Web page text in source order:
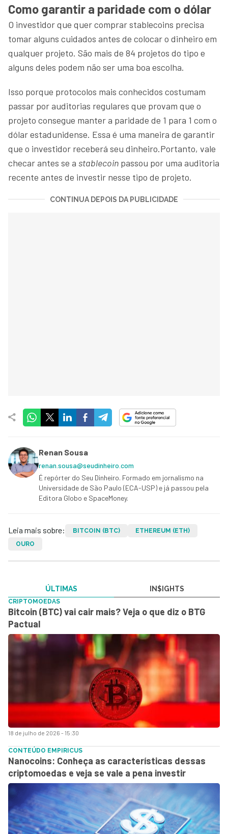
Como garantir a paridade com o dólar
O investidor que quer comprar stablecoins precisa
tomar alguns cuidados antes de colocar o dinheiro em
qualquer projeto. São mais de 84 projetos do tipo e
alguns deles podem não ser uma boa escolha.
Isso porque protocolos mais conhecidos costumam
passar por auditorias regulares que provam que o
projeto consegue manter a paridade de 1 para 1 com o
dólar estadunidense. Essa é uma maneira de garantir
que o investidor receberá seu dinheiro.Portanto, vale
checar antes se a stablecoin passou por uma auditoria
recente antes de investir nesse tipo de projeto.
CONTINUA DEPOIS DA PUBLICIDADE
Renan Sousa
renan.sousa@seudinheiro.com
É repórter do Seu Dinheiro. Formado em jornalismo na
Universidade de São Paulo (ECA-USP) e já passou pela
Editora Globo e SpaceMoney.
Leia mais sobre: BITCOIN (BTC)
ETHEREUM (ETH)
OURO
ÚLTIMAS IN$IGHTS
18 de julho de 2026 - 15:30
CRIPTOMOEDAS
Bitcoin (BTC) vai cair mais? Veja o que diz o BTG
Pactual
CONTEÚDO EMPIRICUS
Nanocoins: Conheça as características dessas
criptomoedas e veja se vale a pena investir